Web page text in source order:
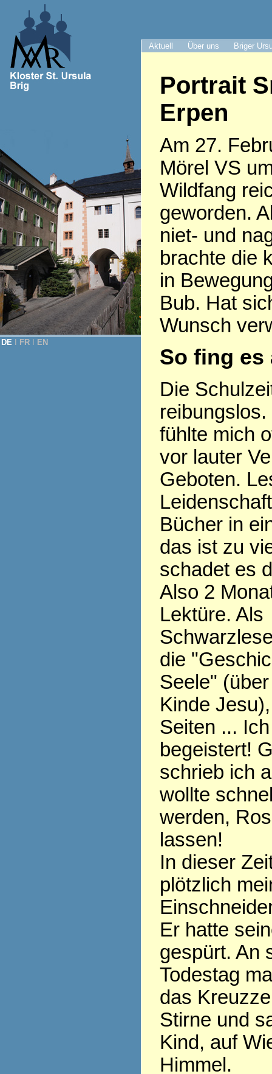
Aktuell Über uns Briger
DE FR EN
Portrait
Erpen
Am 27.
Mörel VS
Wildfang
geworden.
niet- und
brachte die
in
Bub. Hat
Wunsch
So fing es
Die
fühlte mich
vor lauter
Geboten.
Bücher in
das ist zu
schadet es
Also 2
Lektüre. Als
die
Seele"
Kinde
Seiten ...
begeistert!
schrieb ich
wollte
werden,
lassen!
In dieser
plötzlich
Er hatte
gespürt. An
Todestag
das
Stirne und
Kind, auf
Himmel.